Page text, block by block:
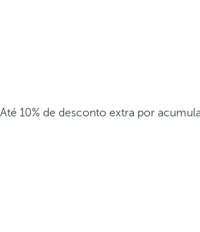
Até 10% de desconto extra por